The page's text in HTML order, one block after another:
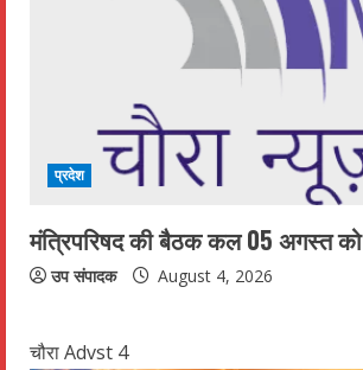
प्रदेश
मंत्रिपरिषद की बैठक कल 05 अगस्त को
उप संपादक August 4, 2026
चौरा Advst 4